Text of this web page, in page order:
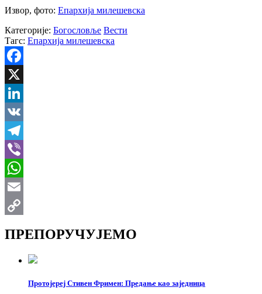
Извор, фото: Епархија милешевска
Категорије: Богословље Вести
Тагс: Епархија милешевска
Facebook
X
LinkedIn
VK
Telegram
Viber
WhatsApp
Email
ПРЕПОРУЧУЈЕМО
Протојереј Стивен Фримен: Предање као заједница